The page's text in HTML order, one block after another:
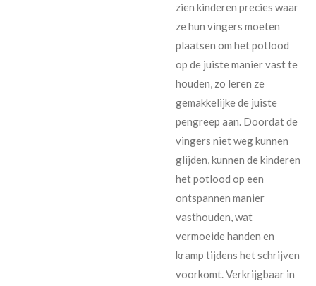
zien kinderen precies waar
ze hun vingers moeten
plaatsen om het potlood
op de juiste manier vast te
houden, zo leren ze
gemakkelijke de juiste
pengreep aan. Doordat de
vingers niet weg kunnen
glijden, kunnen de kinderen
het potlood op een
ontspannen manier
vasthouden, wat
vermoeide handen en
kramp tijdens het schrijven
voorkomt. Verkrijgbaar in